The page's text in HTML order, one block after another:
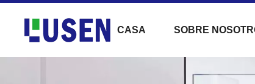
CASA SOBRE